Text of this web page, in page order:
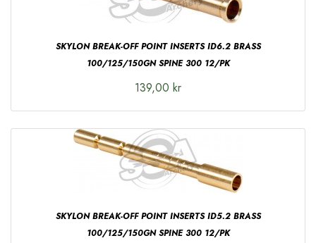
SKYLON BREAK-OFF POINT INSERTS ID6.2 BRASS
100/125/150GN SPINE 300 12/PK
139,00 kr
SKYLON BREAK-OFF POINT INSERTS ID5.2 BRASS
100/125/150GN SPINE 300 12/PK